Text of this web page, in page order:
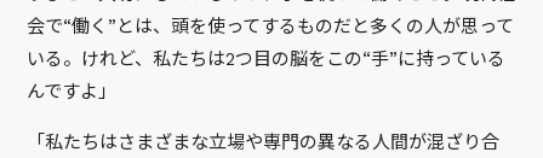
会で“働く”とは、頭を使ってするものだと多くの人が思って
いる。けれど、私たちは2つ目の脳をこの“手”に持っている
んですよ」
「私たちはさまざまな立場や専門の異なる人間が混ざり合